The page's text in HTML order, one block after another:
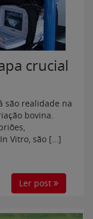
crucial
são realidade na
bovina.
Vitro, são […]
Ler post